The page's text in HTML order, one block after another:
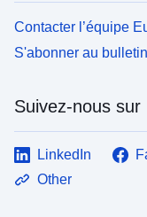
Contacter l’équipe
S'abonner au
Suivez-nous sur
LinkedIn
Other